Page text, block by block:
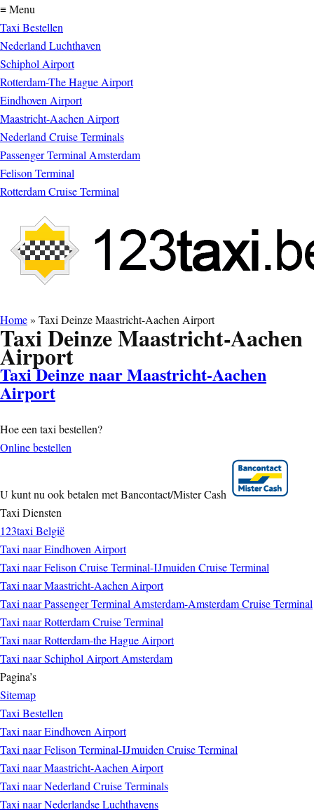
≡ Menu
Taxi Bestellen
Nederland Luchthaven
Schiphol Airport
Rotterdam-The Hague Airport
Eindhoven Airport
Maastricht-Aachen Airport
Nederland Cruise Terminals
Passenger Terminal Amsterdam
Felison Terminal
Rotterdam Cruise Terminal
Home» Taxi Deinze Maastricht-Aachen Airport
Taxi Deinze Maastricht-Aachen
Airport
Taxi Deinze naar Maastricht-Aachen
Airport
Hoe een taxi bestellen?
Online bestellen
U kunt nu ook betalen met Bancontact/Mister Cash
Taxi Diensten
123taxi België
Taxi naar Eindhoven Airport
Taxi naar Felison Cruise Terminal-IJmuiden Cruise Terminal
Taxi naar Maastricht-Aachen Airport
Taxi naar Passenger Terminal Amsterdam-Amsterdam Cruise Terminal
Taxi naar Rotterdam Cruise Terminal
Taxi naar Rotterdam-the Hague Airport
Taxi naar Schiphol Airport Amsterdam
Pagina’s
Sitemap
Taxi Bestellen
Taxi naar Eindhoven Airport
Taxi naar Felison Terminal-IJmuiden Cruise Terminal
Taxi naar Maastricht-Aachen Airport
Taxi naar Nederland Cruise Terminals
Taxi naar Nederlandse Luchthavens